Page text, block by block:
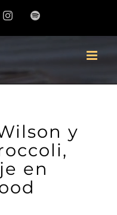
InstagramSpotify
y
en